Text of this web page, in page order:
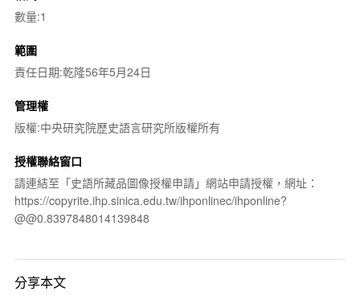
數量:1
範圍
責任日期:乾隆56年5月24日
管理權
版權:中央研究院歷史語言研究所版權所有
授權聯絡窗口
請連結至「史語所藏品圖像授權申請」網站申請授權，網址：
https://copyrite.ihp.sinica.edu.tw/ihponlinec/ihponline?
@@0.8397848014139848
分享本文